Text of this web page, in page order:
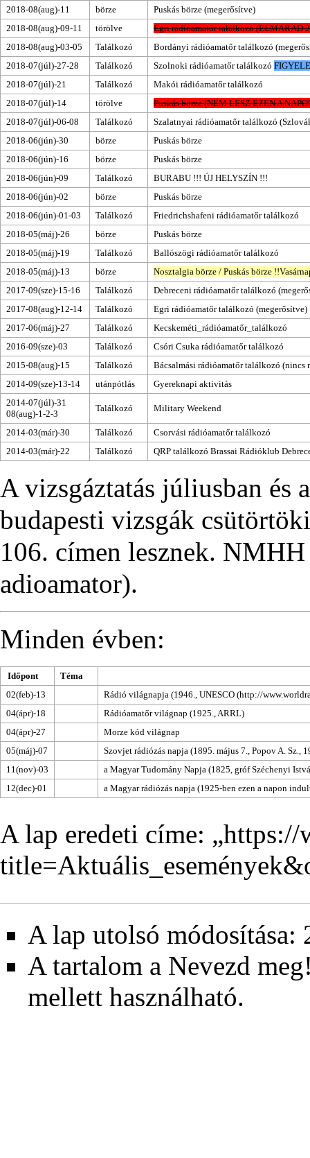
2018-08(aug)-11
börze Puskás börze (megerősítve)
2018-08(aug)-09-11
törölve Egri rádióamatőr találkozó(ELMARAD
2018-08(aug)-03-05
Találkozó Bordányi rádióamatőr találkozó
2018-07(júl)-27-28
Találkozó Szolnoki rádióamatőr találkozó
2018-07(júl)-21
Találkozó
Makói rádióamatőr találkozó
2018-07(júl)-14
törölve
Puskás börze (NEM LESZ EZEN A
2018-07(júl)-06-08
Találkozó Szalatnyai rádióamatőr találkozó
2018-06(jún)-30
börze
Puskás börze
2018-06(jún)-16
börze
Puskás börze
2018-06(jún)-09
Találkozó BURABU !!! ÚJ HELYSZÍN !!!
2018-06(jún)-02
börze
Puskás börze
2018-06(jún)-01-03
Találkozó
Friedrichshafeni rádióamatőr találkozó
2018-05(máj)-26
börze
Puskás börze
2018-05(máj)-19
Találkozó
Ballószögi rádióamatőr találkozó
2018-05(máj)-13
börze Nosztalgia börze / Puskás börze !!
2017-09(sze)-15-16
Találkozó Debreceni rádióamatőr találkozó
2017-08(aug)-12-14
Találkozó Egri rádióamatőr találkozó (megerősítve)
2017-06(máj)-27
Találkozó
Kecskeméti_rádióamatőr_találkozó
2016-09(sze)-03
Találkozó
Csóri Csuka rádióamatőr találkozó
2015-08(aug)-15
Találkozó Bácsalmási rádióamatőr találkozó (nincs
2014-09(sze)-13-14
utánpótlás
Gyereknapi aktivitás
2014-07(júl)-31
08(aug)-1-2-3
Találkozó Military Weekend
2014-03(már)-30 Találkozó
Csorvási rádióamatőr találkozó
2014-03(már)-22
Találkozó QRP találkozó Brassai Rádióklub
A vizsgáztatás júliusban és
budapesti vizsgák
106. címen lesznek. NMHH
.
Minden évben:
Időpont
Téma
02(feb)-13
Rádió világnapja (1946., UNESCO
04(ápr)-18
Rádióamatőr világnap (1925., ARRL)
04(ápr)-27
Morze kód világnap
05(máj)-07
Szovjet rádiózás napja (1895. május 7., Popov A. Sz.,
11(nov)-03
a Magyar Tudomány Napja (1825, gróf Széchenyi
12(dec)-01
a Magyar rádiózás napja (1925-ben ezen a napon
A lap eredeti címe: „https://
A lap utolsó
A tartalom a Nevezd
mellett használható.